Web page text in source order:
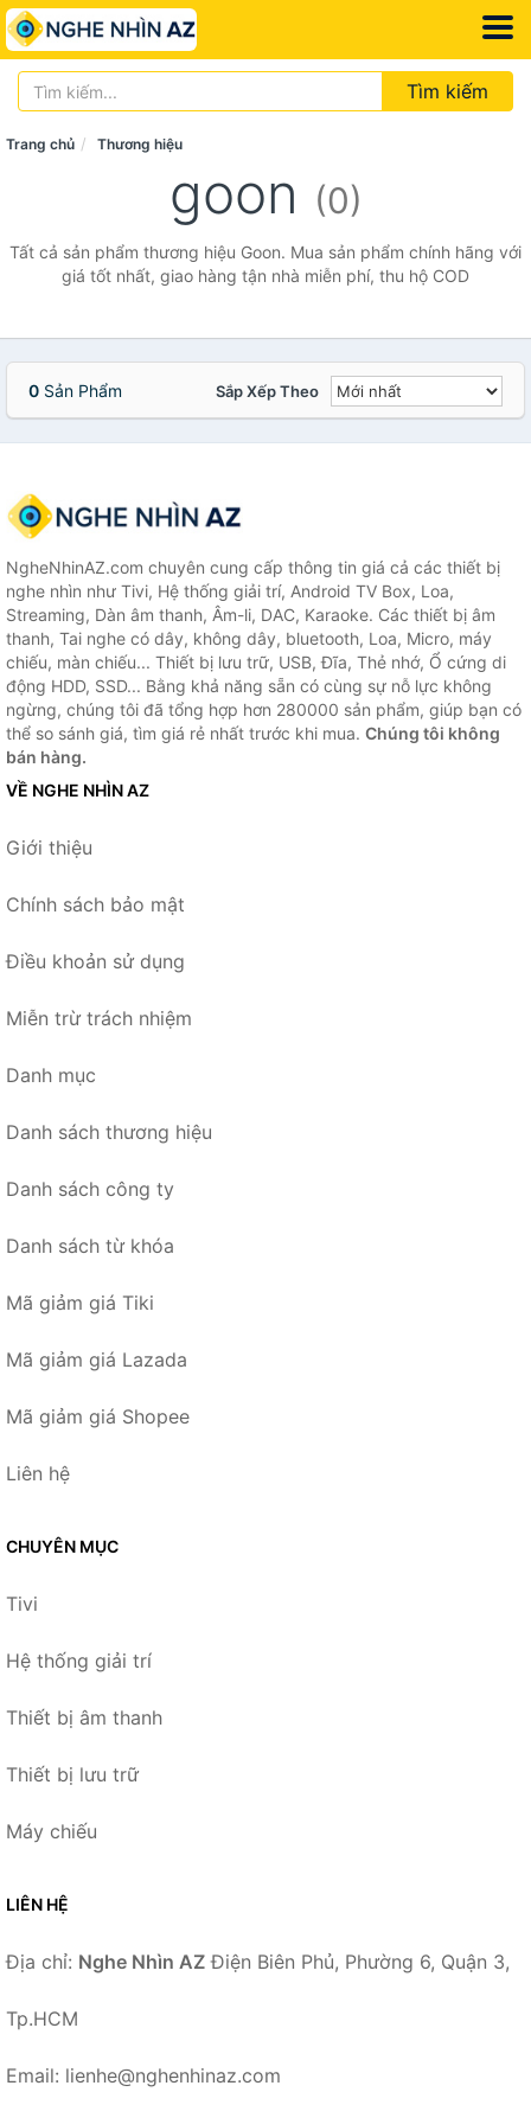
Tìm kiếm
Trang chủ Thương hiệu
goon (0)
Tất cả sản phẩm thương hiệu Goon. Mua sản phẩm chính hãng với
giá tốt nhất, giao hàng tận nhà miễn phí, thu hộ COD
0 Sản Phẩm Sắp Xếp Theo
NgheNhinAZ.com chuyên cung cấp thông tin giá cả các thiết bị
nghe nhìn như Tivi, Hệ thống giải trí, Android TV Box, Loa,
Streaming, Dàn âm thanh, Âm-li, DAC, Karaoke. Các thiết bị âm
thanh, Tai nghe có dây, không dây, bluetooth, Loa, Micro, máy
chiếu, màn chiếu... Thiết bị lưu trữ, USB, Đĩa, Thẻ nhớ, Ổ cứng di
động HDD, SSD... Bằng khả năng sẵn có cùng sự nỗ lực không
ngừng, chúng tôi đã tổng hợp hơn 280000 sản phẩm, giúp bạn có
thể so sánh giá, tìm giá rẻ nhất trước khi mua. Chúng tôi không
bán hàng.
VỀ NGHE NHÌN AZ
Giới thiệu
Chính sách bảo mật
Điều khoản sử dụng
Miễn trừ trách nhiệm
Danh mục
Danh sách thương hiệu
Danh sách công ty
Danh sách từ khóa
Mã giảm giá Tiki
Mã giảm giá Lazada
Mã giảm giá Shopee
Liên hệ
CHUYÊN MỤC
Tivi
Hệ thống giải trí
Thiết bị âm thanh
Thiết bị lưu trữ
Máy chiếu
LIÊN HỆ
Địa chỉ: Nghe Nhìn AZ Điện Biên Phủ, Phường 6, Quận 3,
Tp.HCM
Email: lienhe@nghenhinaz.com